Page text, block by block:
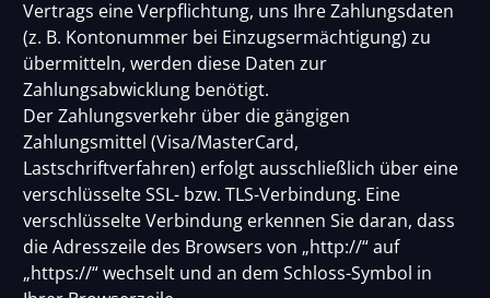
Vertrags eine Verpflichtung, uns Ihre Zahlungsdaten
(z. B. Kontonummer bei Einzugsermächtigung) zu
übermitteln, werden diese Daten zur
Zahlungsabwicklung benötigt.
Der Zahlungsverkehr über die gängigen
Zahlungsmittel (Visa/MasterCard,
Lastschriftverfahren) erfolgt ausschließlich über eine
verschlüsselte SSL- bzw. TLS-Verbindung. Eine
verschlüsselte Verbindung erkennen Sie daran, dass
die Adresszeile des Browsers von „http://“ auf
„https://“ wechselt und an dem Schloss-Symbol in